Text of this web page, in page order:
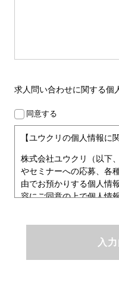
求人問い合わせに関する個
同意する
【ユウクリの個人情報に
株式会社ユウクリ（以下
やセミナーへの応募、各
由でお預かりする個人情
容にご同意の上で個人情
ユウクリにおける個人情